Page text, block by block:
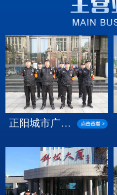
正阳城市广…